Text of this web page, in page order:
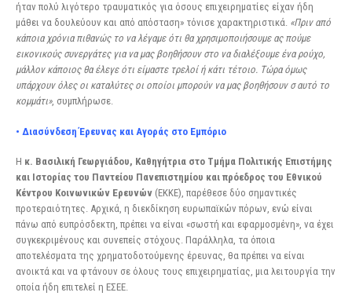
ήταν πολύ λιγότερο τραυματικός για όσους επιχειρηματίες είχαν ήδη
μάθει να δουλεύουν και από απόσταση» τόνισε χαρακτηριστικά. «Πριν από
κάποια χρόνια πιθανώς το να λέγαμε ότι θα χρησιμοποιήσουμε ας πούμε
εικονικούς συνεργάτες για να μας βοηθήσουν στο να διαλέξουμε ένα ρούχο,
μάλλον κάποιος θα έλεγε ότι είμαστε τρελοί ή κάτι τέτοιο. Τώρα όμως
υπάρχουν όλες οι καταλύτες οι οποίοι μπορούν να μας βοηθήσουν σ αυτό το
κομμάτι», συμπλήρωσε.
• Διασύνδεση Έρευνας και Αγοράς στο Εμπόριο
H κ. Βασιλική Γεωργιάδου, Καθηγήτρια στο Τμήμα Πολιτικής Επιστήμης
και Ιστορίας του Παντείου Πανεπιστημίου και πρόεδρος του Εθνικού
Κέντρου Κοινωνικών Ερευνών (ΕΚΚΕ), παρέθεσε δύο σημαντικές
προτεραιότητες. Αρχικά, η διεκδίκηση ευρωπαϊκών πόρων, ενώ είναι
πάνω από ευπρόσδεκτη, πρέπει να είναι «σωστή και εφαρμοσμένη», να έχει
συγκεκριμένους και συνεπείς στόχους. Παράλληλα, τα όποια
αποτελέσματα της χρηματοδοτούμενης έρευνας, θα πρέπει να είναι
ανοικτά και να φτάνουν σε όλους τους επιχειρηματίας, μια λειτουργία την
οποία ήδη επιτελεί η ΕΣΕΕ.